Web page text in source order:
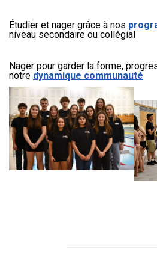
Étudier et nager grâce à nos
niveau secondaire ou collégial
Nager pour garder la forme,
notre dynamique communauté